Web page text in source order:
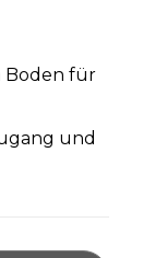
Boden für
und